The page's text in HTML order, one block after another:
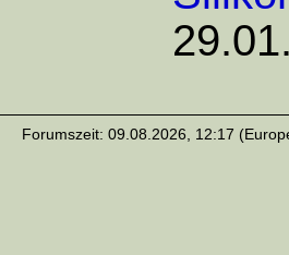
Forumszeit: 09.08.2026, 12:17